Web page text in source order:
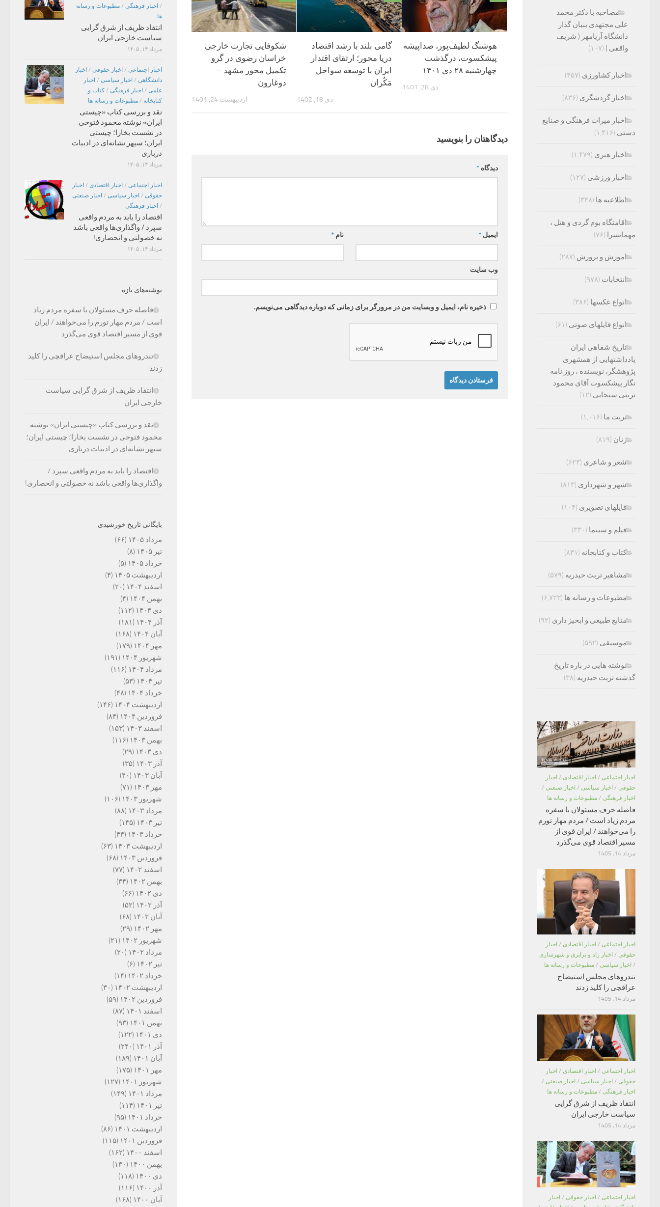
شکوفایی تجارت خارجی
خراسان رضوی در گرو
تکمیل محور مشهد –
دوغارون
اردیبهشت 24, 1401
گامی بلند با رشد اقتصاد
دریا محور؛ ارتقای اقتدار
ایران با توسعه سواحل
مَکُران
دی 18, 1402
هوشنگ لطیف‌پور، صداپیشه
پیشکسوت، درگذشت
چهارشنبه ۲۸ دی ۱۴۰۱
دی 28, 1401
دیدگاهتان را بنویسید
دیدگاه *
نام* ایمیل *
وب‌ سایت
ذخیره نام، ایمیل و وبسایت من در مرورگر برای زمانی که دوباره دیدگاهی می‌نویسم.
/ اخبار فرهنگی / مطبوعات و رسانه
ها
انتقاد ظریف از شرق گرایی
سیاست خارجی ایران
مرداد ۱۴, ۱۴۰۵
اخبار اجتماعی / اخبار حقوقی / اخبار
دانشگاهی / اخبار سیاسی / اخبار
علمی / اخبار فرهنگی / کتاب و
کتابخانه / مطبوعات و رسانه ها
نقد و بررسی کتاب «چیستی
ایران» نوشته محمود فتوحی
در نشست بخارا؛ چیستی
ایران؛ سپهر نشانه‌ای در ادبیات
درباری
مرداد ۱۴, ۱۴۰۵
اخبار اجتماعی / اخبار اقتصادی / اخبار
حقوقی / اخبار سیاسی / اخبار صنعتی
/ اخبار فرهنگی
اقتصاد را باید به مردم واقعی
سپرد / واگذاری‌ها واقعی باشد
نه خصولتی و انحصاری!
مرداد ۱۴, ۱۴۰۵
نوشته‌های تازه
فاصله حرف مسئولان با سفره مردم زیاد
است / مردم مهار تورم را می‌خواهند / ایران
قوی از مسیر اقتصاد قوی می‌گذرد
تندروهای مجلس استیضاح عراقچی را کلید
زدند
انتقاد ظریف از شرق گرایی سیاست
خارجی ایران
نقد و بررسی کتاب «چیستی ایران» نوشته
محمود فتوحی در نشست بخارا؛ چیستی ایران؛
سپهر نشانه‌ای در ادبیات درباری
اقتصاد را باید به مردم واقعی سپرد /
واگذاری‌ها واقعی باشد نه خصولتی و انحصاری!
بایگانی تاریخ خورشیدی
مرداد ۱۴۰۵
(۶۶)
تیر ۱۴۰۵
(۸)
خرداد ۱۴۰۵
(۵)
اردیبهشت ۱۴۰۵
(۴)
اسفند ۱۴۰۴
(۲۰)
بهمن ۱۴۰۴
(۴)
دی ۱۴۰۴
(۱۱۲)
آذر ۱۴۰۴
(۱۸۱)
آبان ۱۴۰۴
(۱۶۸)
مهر ۱۴۰۴
(۱۷۹)
شهریور ۱۴۰۴
(۱۹۱)
مرداد ۱۴۰۴
(۱۱۶)
تیر ۱۴۰۴
(۵۳)
خرداد ۱۴۰۴
(۴۸)
اردیبهشت ۱۴۰۴
(۱۴۶)
فروردین ۱۴۰۴
(۸۳)
اسفند ۱۴۰۳
(۱۵۳)
بهمن ۱۴۰۳
(۱۱۶)
دی ۱۴۰۳
(۲۹)
آذر ۱۴۰۳
(۳۵)
آبان ۱۴۰۳
(۴۰)
مهر ۱۴۰۳
(۷۱)
شهریور ۱۴۰۳
(۱۰۶)
مرداد ۱۴۰۳
(۸۸)
تیر ۱۴۰۳
(۱۴۵)
خرداد ۱۴۰۳
(۴۳)
اردیبهشت ۱۴۰۳
(۶۳)
فروردین ۱۴۰۳
(۶۸)
اسفند ۱۴۰۲
(۷۷)
بهمن ۱۴۰۲
(۳۴)
دی ۱۴۰۲
(۶۶)
آذر ۱۴۰۲
(۵۲)
آبان ۱۴۰۲
(۶۸)
مهر ۱۴۰۲
(۲۹)
شهریور ۱۴۰۲
(۲۱)
مرداد ۱۴۰۲
(۲۰)
تیر ۱۴۰۲
(۶)
خرداد ۱۴۰۲
(۱۴)
اردیبهشت ۱۴۰۲
(۳۰)
فروردین ۱۴۰۲
(۵۹)
اسفند ۱۴۰۱
(۸۷)
بهمن ۱۴۰۱
(۹۳)
دی ۱۴۰۱
(۱۲۲)
آذر ۱۴۰۱
(۲۴۰)
آبان ۱۴۰۱
(۱۸۹)
مهر ۱۴۰۱
(۱۷۵)
شهریور ۱۴۰۱
(۱۲۷)
مرداد ۱۴۰۱
(۱۴۹)
تیر ۱۴۰۱
(۱۱۴)
خرداد ۱۴۰۱
(۹۵)
اردیبهشت ۱۴۰۱
(۸۶)
فروردین ۱۴۰۱
(۱۱۵)
اسفند ۱۴۰۰
(۱۶۲)
بهمن ۱۴۰۰
(۱۳۰)
دی ۱۴۰۰
(۱۱۸)
آذر ۱۴۰۰
(۱۱۶)
آبان ۱۴۰۰
(۱۶۸)
مصاحبه با دکتر محمد
علی مجتهدی بنیان گذار
دانشگاه آریامهر ( شریف
واقفی ) (۱۰۷)
اخبار کشاورزی (۴۵۷)
اخبار گردشگری (۸۳۶)
اخبار میراث فرهنگی و صنایع
دستی (۱,۴۱۶)
اخبار هنری (۱,۴۷۹)
اخبار ورزشی (۱۲۷)
اطلاعیه ها (۳۴۸)
اقامتگاه بوم گردی و هتل ،
مهمانسرا (۷۶)
اموزش و پرورش (۲۸۷)
انتخابات (۹۷۸)
انواع عکسها (۳۸۶)
انواع فایلهای صوتی (۶۱)
تاریخ شفاهی ایران
یادداشتهایی از همشهری
پژوهشگر، نویسنده ، روز نامه
نگار پیشکسوت آقای محمود
تربتی سنجابی (۱۲)
تربت ما (۱,۰۱۶)
زنان (۸۱۹)
شعر و شاعری (۶۲۳)
شهر و شهرداری (۸۱۳)
فایلهای تصویری (۱۰۴)
فیلم و سینما (۳۳۰)
کتاب و کتابخانه (۸۳۱)
مشاهیر تربت حیدریه (۵۷۹)
مطبوعات و رسانه ها (۶,۷۲۳)
منابع طبیعی و ابخیز داری (۹۲)
موسیقی (۵۹۲)
نوشته هایی در باره تاریخ
گذشته تربت حیدریه (۳۸)
اخبار اجتماعی / اخبار اقتصادی / اخبار
حقوقی / اخبار سیاسی / اخبار صنعتی /
اخبار فرهنگی / مطبوعات و رسانه ها
فاصله حرف مسئولان با سفره
مردم زیاد است / مردم مهار تورم
را می‌خواهند / ایران قوی از
مسیر اقتصاد قوی می‌گذرد
مرداد 14, 1405
اخبار اجتماعی / اخبار اقتصادی / اخبار
حقوقی / اخبار راه و ترابری و شهرسازی
/ اخبار سیاسی / مطبوعات و رسانه ها
تندروهای مجلس استیضاح
عراقچی را کلید زدند
مرداد 14, 1405
اخبار اجتماعی / اخبار اقتصادی / اخبار
حقوقی / اخبار سیاسی / اخبار صنعتی /
اخبار فرهنگی / مطبوعات و رسانه ها
انتقاد ظریف از شرق گرایی
سیاست خارجی ایران
مرداد 14, 1405
اخبار اجتماعی / اخبار حقوقی / اخبار